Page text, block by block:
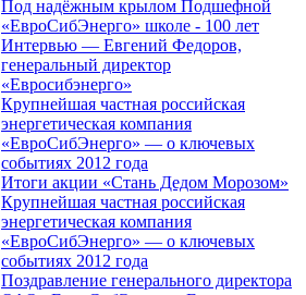
Под надёжным крылом Подшефной
«ЕвроСибЭнерго» школе - 100 лет
Интервью — Евгений Федоров,
генеральный директор
«Евросибэнерго»
Крупнейшая частная российская
энергетическая компания
«ЕвроСибЭнерго» — о ключевых
событиях 2012 года
Итоги акции «Стань Дедом Морозом»
Крупнейшая частная российская
энергетическая компания
«ЕвроСибЭнерго» — о ключевых
событиях 2012 года
Поздравление генерального директора